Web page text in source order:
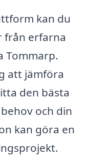
kan du
från erfarna
Tommarp.
att jämföra
den bästa
och din
kan göra en